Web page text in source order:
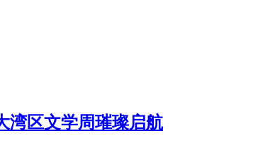
湾区文学周璀璨启航